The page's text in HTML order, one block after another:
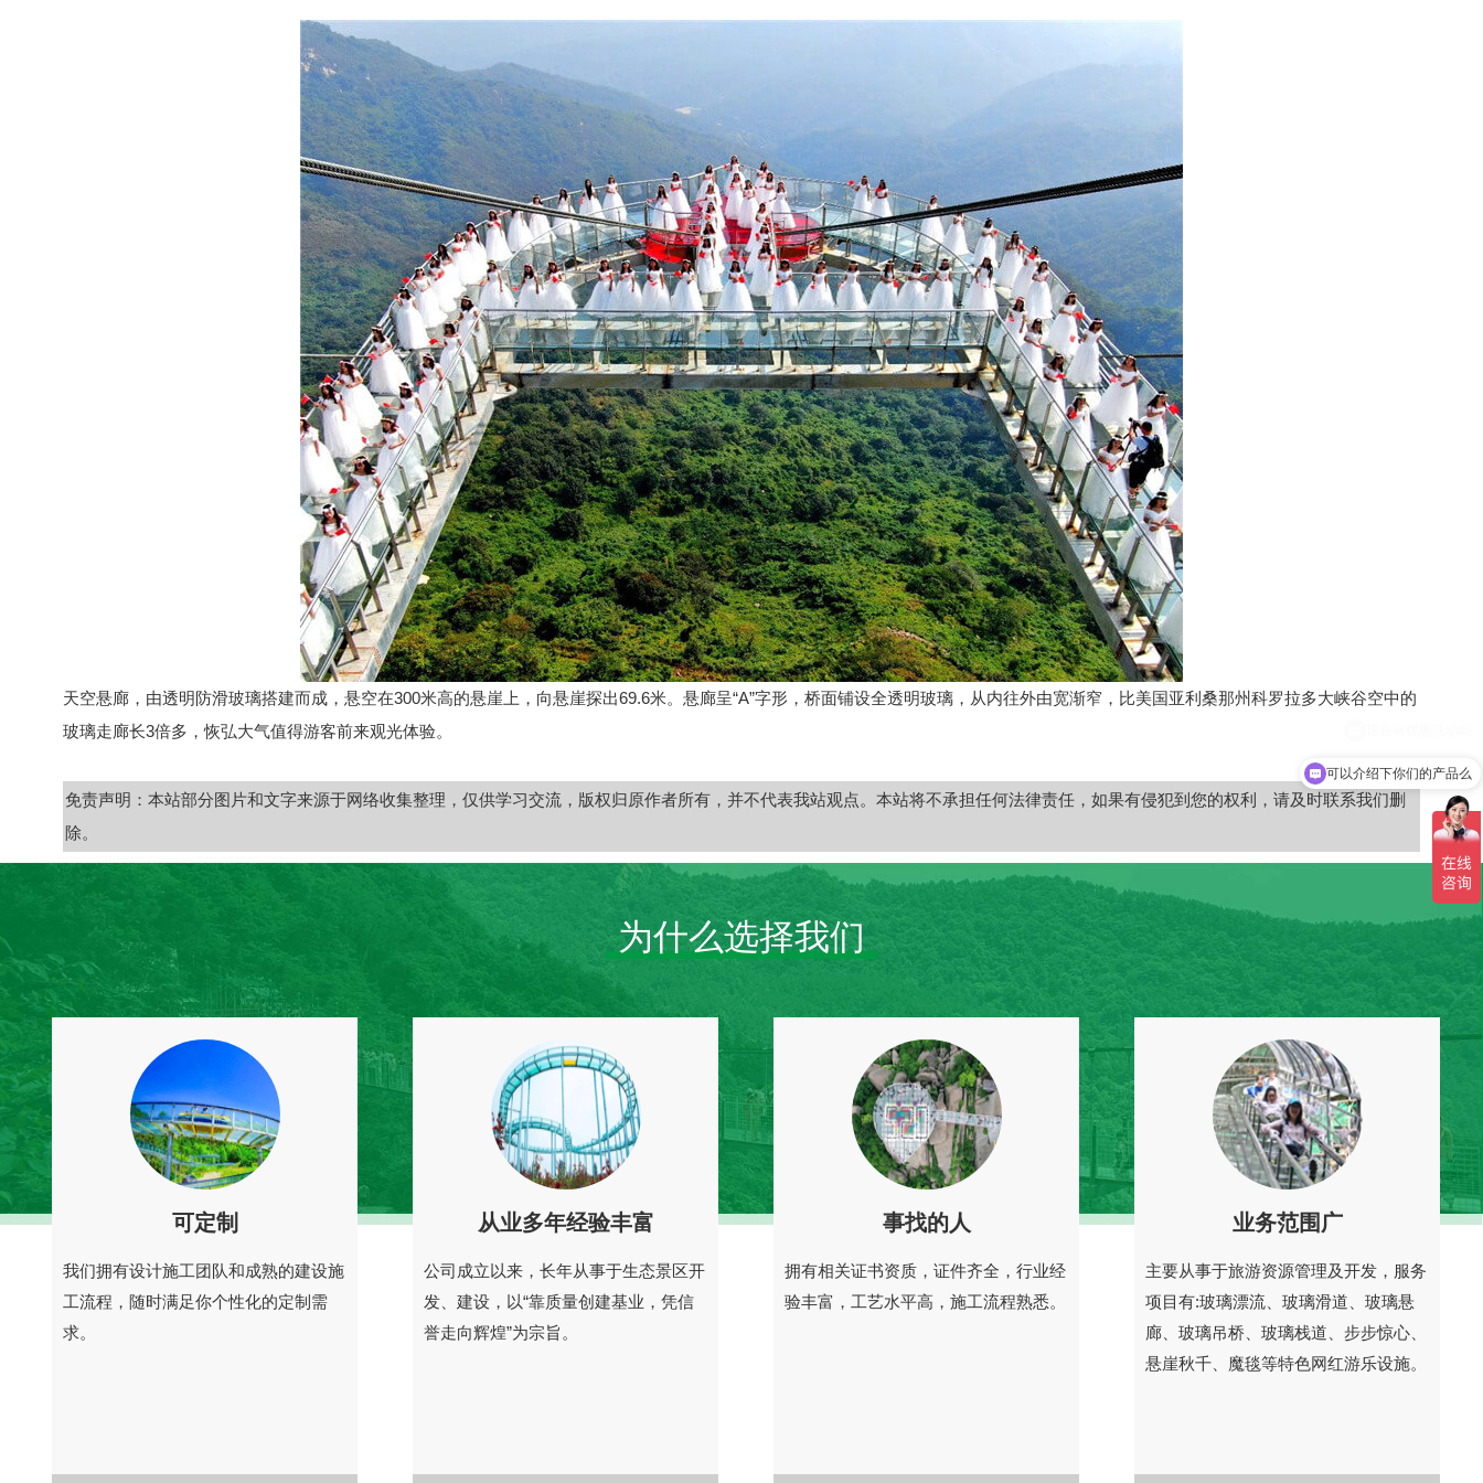
天空悬廊，由透明防滑玻璃搭建而成，悬空在300米高的悬崖上，向悬崖探出69.6米。悬廊呈“A”字形，桥面铺设全透明玻璃，从内往外由宽渐窄，比美国亚利桑那州科罗拉多大峡谷空中的
玻璃走廊长3倍多，恢弘大气值得游客前来观光体验。
免责声明：本站部分图片和文字来源于网络收集整理，仅供学习交流，版权归原作者所有，并不代表我站观点。本站将不承担任何法律责任，如果有侵犯到您的权利，请及时联系我们删
除。
为什么选择我们
可定制
我们拥有设计施工团队和成熟的建设施
工流程，随时满足你个性化的定制需
求。
从业多年经验丰富
公司成立以来，长年从事于生态景区开
发、建设，以“靠质量创建基业，凭信
誉走向辉煌”为宗旨。
事找的人
拥有相关证书资质，证件齐全，行业经
验丰富，工艺水平高，施工流程熟悉。
业务范围广
主要从事于旅游资源管理及开发，服务
项目有:玻璃漂流、玻璃滑道、玻璃悬
廊、玻璃吊桥、玻璃栈道、步步惊心、
悬崖秋千、魔毯等特色网红游乐设施。
可以介绍下你们的产品么